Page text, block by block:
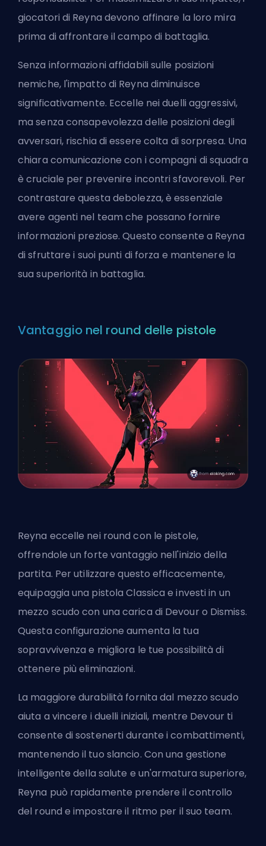
giocatori di Reyna devono affinare la loro mira
prima di affrontare il campo di battaglia.
Senza informazioni affidabili sulle posizioni
nemiche, l'impatto di Reyna diminuisce
significativamente. Eccelle nei duelli aggressivi,
ma senza consapevolezza delle posizioni degli
avversari, rischia di essere colta di sorpresa. Una
chiara comunicazione con i compagni di squadra
è cruciale per prevenire incontri sfavorevoli. Per
contrastare questa debolezza, è essenziale
avere agenti nel team che possano fornire
informazioni preziose. Questo consente a Reyna
di sfruttare i suoi punti di forza e mantenere la
sua superiorità in battaglia.
Vantaggio nel round delle pistole
Reyna eccelle nei round con le pistole,
offrendole un forte vantaggio nell'inizio della
partita. Per utilizzare questo efficacemente,
equipaggia una pistola Classica e investi in un
mezzo scudo con una carica di Devour o Dismiss.
Questa configurazione aumenta la tua
sopravvivenza e migliora le tue possibilità di
ottenere più eliminazioni.
La maggiore durabilità fornita dal mezzo scudo
aiuta a vincere i duelli iniziali, mentre Devour ti
consente di sostenerti durante i combattimenti,
mantenendo il tuo slancio. Con una gestione
intelligente della salute e un'armatura superiore,
Reyna può rapidamente prendere il controllo
del round e impostare il ritmo per il suo team.